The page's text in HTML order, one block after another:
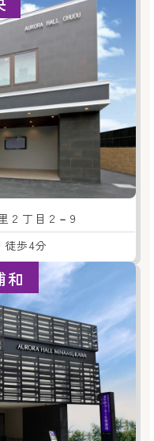
２丁目２−９
歩4分
和